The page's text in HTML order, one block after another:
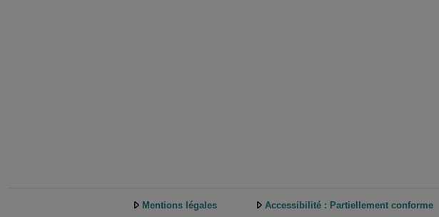
Mentions légales Accessibilité : Partiellement conforme